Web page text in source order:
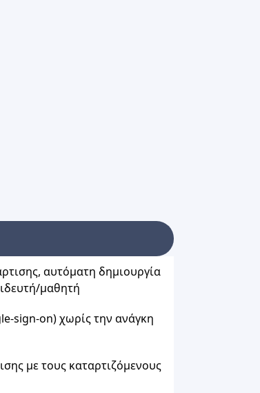
αυτόματη δημιουργία
μαθητή
sign-on) χωρίς την ανάγκη
με τους καταρτιζόμενους